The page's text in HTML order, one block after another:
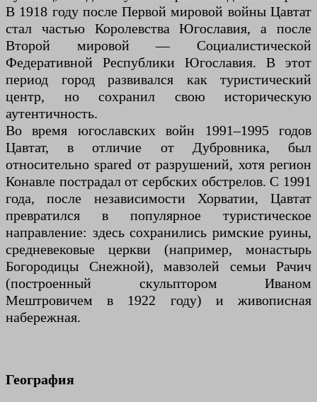
В 1918 году после Первой мировой войны Цавтат
стал частью Королевства Югославия, а после
Второй мировой — Социалистической
Федеративной Республики Югославия. В этот
период город развивался как туристический
центр, но сохранил свою историческую
аутентичность.
Во время югославских войн 1991–1995 годов
Цавтат, в отличие от Дубровника, был
относительно spared от разрушений, хотя регион
Конaвле пострадал от сербских обстрелов. С 1991
года, после независимости Хорватии, Цавтат
превратился в популярное туристическое
направление: здесь сохранились римские руины,
средневековые церкви (например, монастырь
Богородицы Снежной), мавзолей семьи Рачич
(построенный скульптором Иваном
Мештровичем в 1922 году) и живописная
набережная.
География